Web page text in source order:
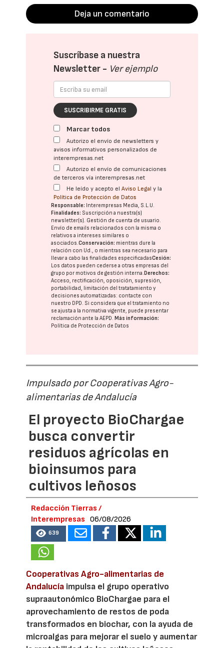
Deja un comentario
Suscríbase a nuestra
Newsletter - Ver ejemplo
SUSCRIBIRME GRATIS
Marcar todos
Autorizo el envío de newsletters y
avisos informativos personalizados de
interempresas.net
Autorizo el envío de comunicaciones
de terceros vía interempresas.net
He leído y acepto elAviso Legal y la
Política de Protección de Datos
Responsable: Interempresas Media, S.L.U.
Finalidades: Suscripción a nuestra(s)
newsletter(s). Gestión de cuenta de usuario.
Envío de emails relacionados con la misma o
relativos a intereses similares o
asociados.Conservación: mientras dure la
relación con Ud., o mientras sea necesario para
llevar a cabo las finalidades especificadasCesión:
Los datos pueden cederse a otras empresas del
grupo por motivos de gestión interna. Derechos:
Acceso, rectificación, oposición, supresión,
portabilidad, limitación del tratatamiento y
decisiones automatizadas: contacte con
nuestro DPD. Si considera que el tratamiento no
se ajusta a la normativa vigente, puede presentar
reclamación ante laAEPD. Más información:
Política de Protección de Datos
Impulsado por Cooperativas Agro-
alimentarias de Andalucía
El proyecto BioChargae
busca convertir
residuos agrícolas en
bioinsumos para
cultivos leñosos
Redacción Tierras /
Interempresas
06/08/2026
639
Cooperativas Agro-alimentarias de
Andalucía impulsa el grupo operativo
supraautonómico BioChargae para el
aprovechamiento de restos de poda
transformados en biochar, con la ayuda de
microalgas para mejorar el suelo y aumentar